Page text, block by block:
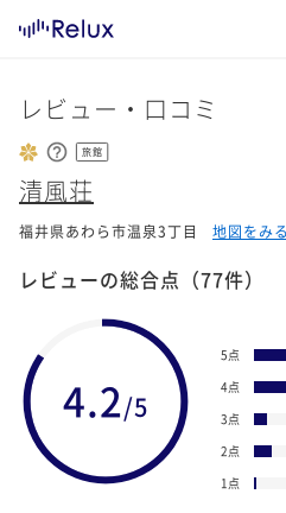
レビュー・口コミ
旅館
清風荘
福井県あわら市温泉3丁目 地図をみる
レビューの総合点 （77件）
4.2/5
5点
4点
3点
2点
1点